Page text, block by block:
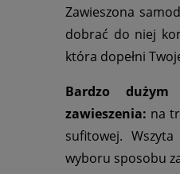
Zawieszona
dobrać do niej
która dopełni
Bardzo
zawieszenia: na
sufitowej.
wyboru sposobu